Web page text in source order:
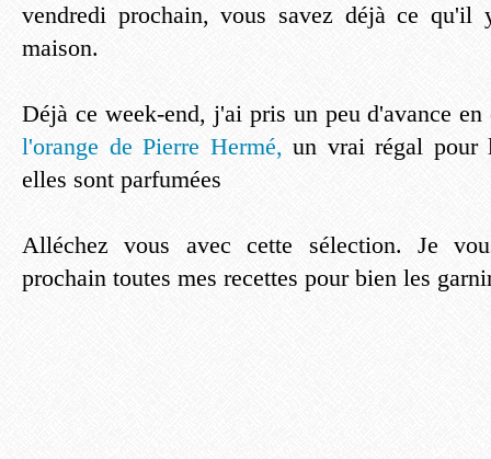
vendredi prochain, vous savez déjà ce
maison.
Déjà ce week-end, j'ai pris un peu d'avance
l'orange de Pierre Hermé, un vrai régal pour
elles sont parfumées
Alléchez vous avec cette sélection. Je
prochain toutes mes recettes pour bien les